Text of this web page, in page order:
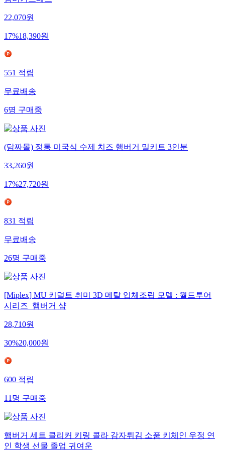
햄버거프레스
22,070원
17%18,390원
551적립
무료배송
6명구매중
(담짜몰) 정통 미국식 수제 치즈 햄버거 밀키트 3인분
33,260원
17%27,720원
831적립
무료배송
26명구매중
[Miplex] MU 키덜트 취미 3D 메탈 입체조립 모델 : 월드투어
시리즈_햄버거 샵
28,710원
30%20,000원
600적립
11명구매중
햄버거 세트 클리커 키링 콜라 감자튀김 소품 키체인 우정 연